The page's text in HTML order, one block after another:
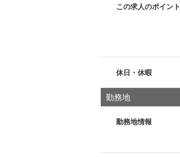
この求人のポイント
休日・休暇
勤務地
勤務地情報